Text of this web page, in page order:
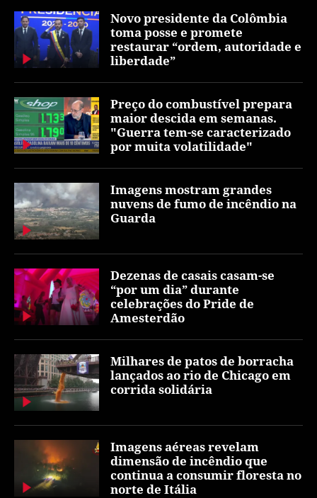
Novo presidente da Colômbia
toma posse e promete
restaurar “ordem, autoridade e
liberdade”
Preço do combustível prepara
maior descida em semanas.
"Guerra tem-se caracterizado
por muita volatilidade"
Imagens mostram grandes
nuvens de fumo de incêndio na
Guarda
Dezenas de casais casam-se
“por um dia” durante
celebrações do Pride de
Amesterdão
Milhares de patos de borracha
lançados ao rio de Chicago em
corrida solidária
Imagens aéreas revelam
dimensão de incêndio que
continua a consumir floresta no
norte de Itália